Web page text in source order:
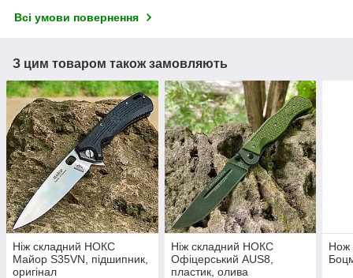
Всі умови повернення
З цим товаром також замовляють
Ніж складний НОКС
Майор S35VN, підшипник,
оригінал
Ніж складний НОКС
Офіцерський AUS8,
пластик, олива
Нож